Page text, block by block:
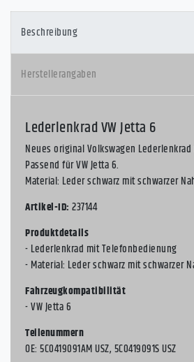
Beschreibung
Herstellerangaben
Lederlenkrad VW Jetta 6
Neues original Volkswagen
Passend für VW Jetta 6.
Material: Leder schwarz mit schwarzer
Artikel-ID: 237144
Produktdetails
- Lederlenkrad mit Telefonbedienung
- Material: Leder schwarz mit schwarzer
Fahrzeugkompatibilität
- VW Jetta 6
Teilenummern
OE: 5C0419091AM USZ, 5C0419091S USZ